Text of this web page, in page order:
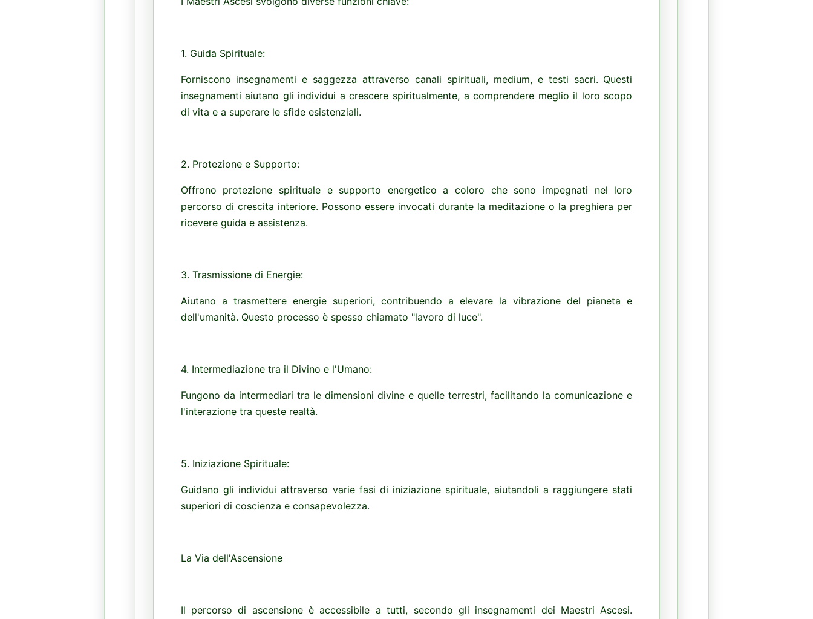
1. Guida Spirituale:
Forniscono insegnamenti e saggezza attraverso canali spirituali, medium, e testi sacri. Questi
insegnamenti aiutano gli individui a crescere spiritualmente, a comprendere meglio il loro scopo
di vita e a superare le sfide esistenziali.
2. Protezione e Supporto:
Offrono protezione spirituale e supporto energetico a coloro che sono impegnati nel loro
percorso di crescita interiore. Possono essere invocati durante la meditazione o la preghiera per
ricevere guida e assistenza.
3. Trasmissione di Energie:
Aiutano a trasmettere energie superiori, contribuendo a elevare la vibrazione del pianeta e
dell'umanità. Questo processo è spesso chiamato "lavoro di luce".
4. Intermediazione tra il Divino e l'Umano:
Fungono da intermediari tra le dimensioni divine e quelle terrestri, facilitando la comunicazione e
l'interazione tra queste realtà.
5. Iniziazione Spirituale:
Guidano gli individui attraverso varie fasi di iniziazione spirituale, aiutandoli a raggiungere stati
superiori di coscienza e consapevolezza.
La Via dell'Ascensione
Il percorso di ascensione è accessibile a tutti, secondo gli insegnamenti dei Maestri Ascesi.